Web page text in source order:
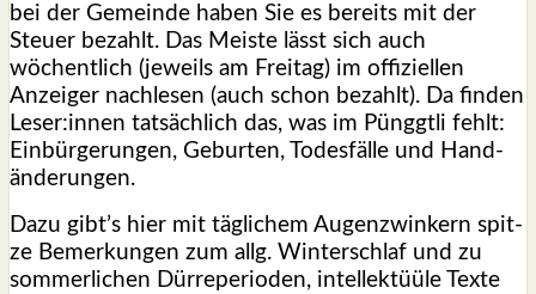
bei der Gemein­de haben Sie es bereits mit der
Steu­er bezahlt. Das Meis­te lässt sich auch
wöchent­lich (jeweils am Frei­tag) im offi­zi­el­len
Anzei­ger nach­le­sen (auch schon bezahlt). Da fin­den
Leser:innen tat­säch­lich das, was im Pünggt­li fehlt:
Ein­bür­ge­run­gen, Gebur­ten, Todes­fäl­le und Hand­
än­de­run­gen.
Dazu gibt’s hier mit täg­li­chem Augen­zwin­kern spit­
ze Bemer­kun­gen zum allg. Win­ter­schlaf und zu
som­mer­li­chen Dür­re­pe­ri­oden, intel­lek­tüü­le Tex­te